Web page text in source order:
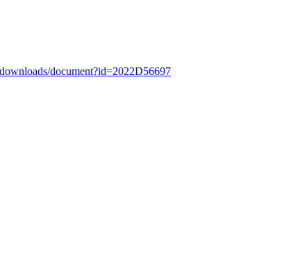
document?id=2022D56697